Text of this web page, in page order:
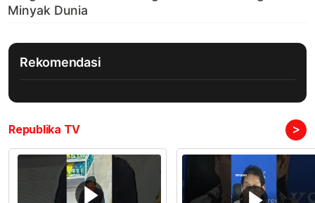
Rekomendasi
Republika TV >